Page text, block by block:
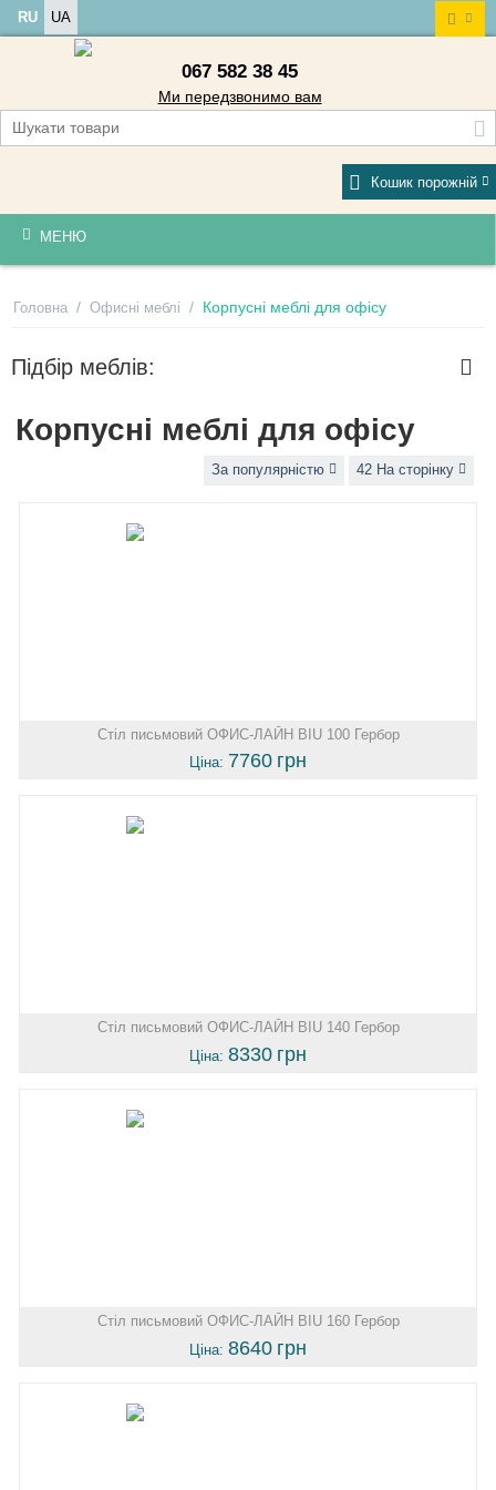
RU UA
067 582 38 45
Ми передзвонимо вам
Кошик порожній
МЕНЮ
Головна / Офисні меблі / Корпусні меблі для офісу
Підбір меблів:
Корпусні меблі для офісу
За популярністю 42 На сторінку
Стіл письмовий ОФИС-ЛАЙН BIU 100 Гербор
Ціна: 7760 грн
Стіл письмовий ОФИС-ЛАЙН BIU 140 Гербор
Ціна: 8330 грн
Стіл письмовий ОФИС-ЛАЙН BIU 160 Гербор
Ціна: 8640 грн